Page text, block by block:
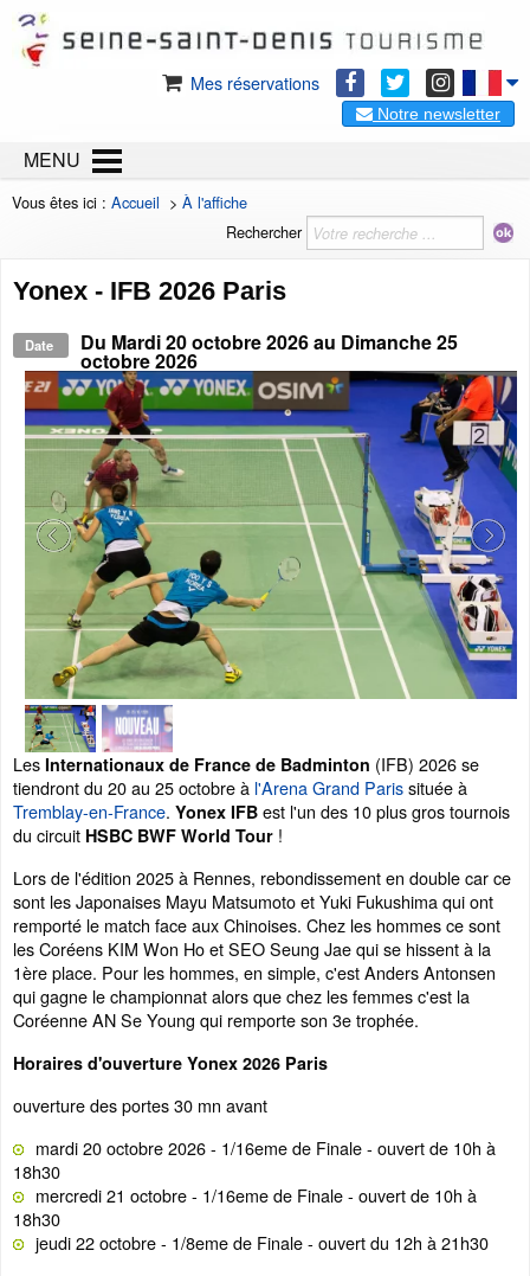
Mes réservations
Notre newsletter
MENU
Vous êtes ici : Accueil > À l'affiche
Rechercher
Yonex - IFB 2026 Paris
Date Du Mardi 20 octobre 2026au Dimanche 25
octobre 2026
Les Internationaux de France de Badminton (IFB) 2026 se
tiendront du 20 au 25 octobre à l'Arena Grand Parissituée à
Tremblay-en-France. Yonex IFB est l'un des 10 plus gros tournois
du circuit HSBC BWF World Tour !
Lors de l'édition 2025 à Rennes, rebondissement en double car ce
sont les Japonaises Mayu Matsumoto et Yuki Fukushima qui ont
remporté le match face aux Chinoises. Chez les hommes ce sont
les Coréens KIM Won Ho et SEO Seung Jae qui se hissent à la
1ère place. Pour les hommes, en simple, c'est Anders Antonsen
qui gagne le championnat alors que chez les femmes c'est la
Coréenne AN Se Young qui remporte son 3e trophée.
Horaires d'ouverture Yonex 2026 Paris
ouverture des portes 30 mn avant
mardi 20 octobre 2026 - 1/16eme de Finale - ouvert de 10h à
18h30
mercredi 21 octobre - 1/16eme de Finale - ouvert de 10h à
18h30
jeudi 22 octobre - 1/8eme de Finale - ouvert du 12h à 21h30